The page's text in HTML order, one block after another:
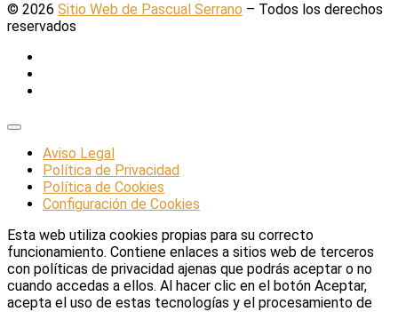
© 2026 Sitio Web de Pascual Serrano – Todos los derechos
reservados
Aviso Legal
Política de Privacidad
Política de Cookies
Configuración de Cookies
Esta web utiliza cookies propias para su correcto
funcionamiento. Contiene enlaces a sitios web de terceros
con políticas de privacidad ajenas que podrás aceptar o no
cuando accedas a ellos. Al hacer clic en el botón Aceptar,
acepta el uso de estas tecnologías y el procesamiento de